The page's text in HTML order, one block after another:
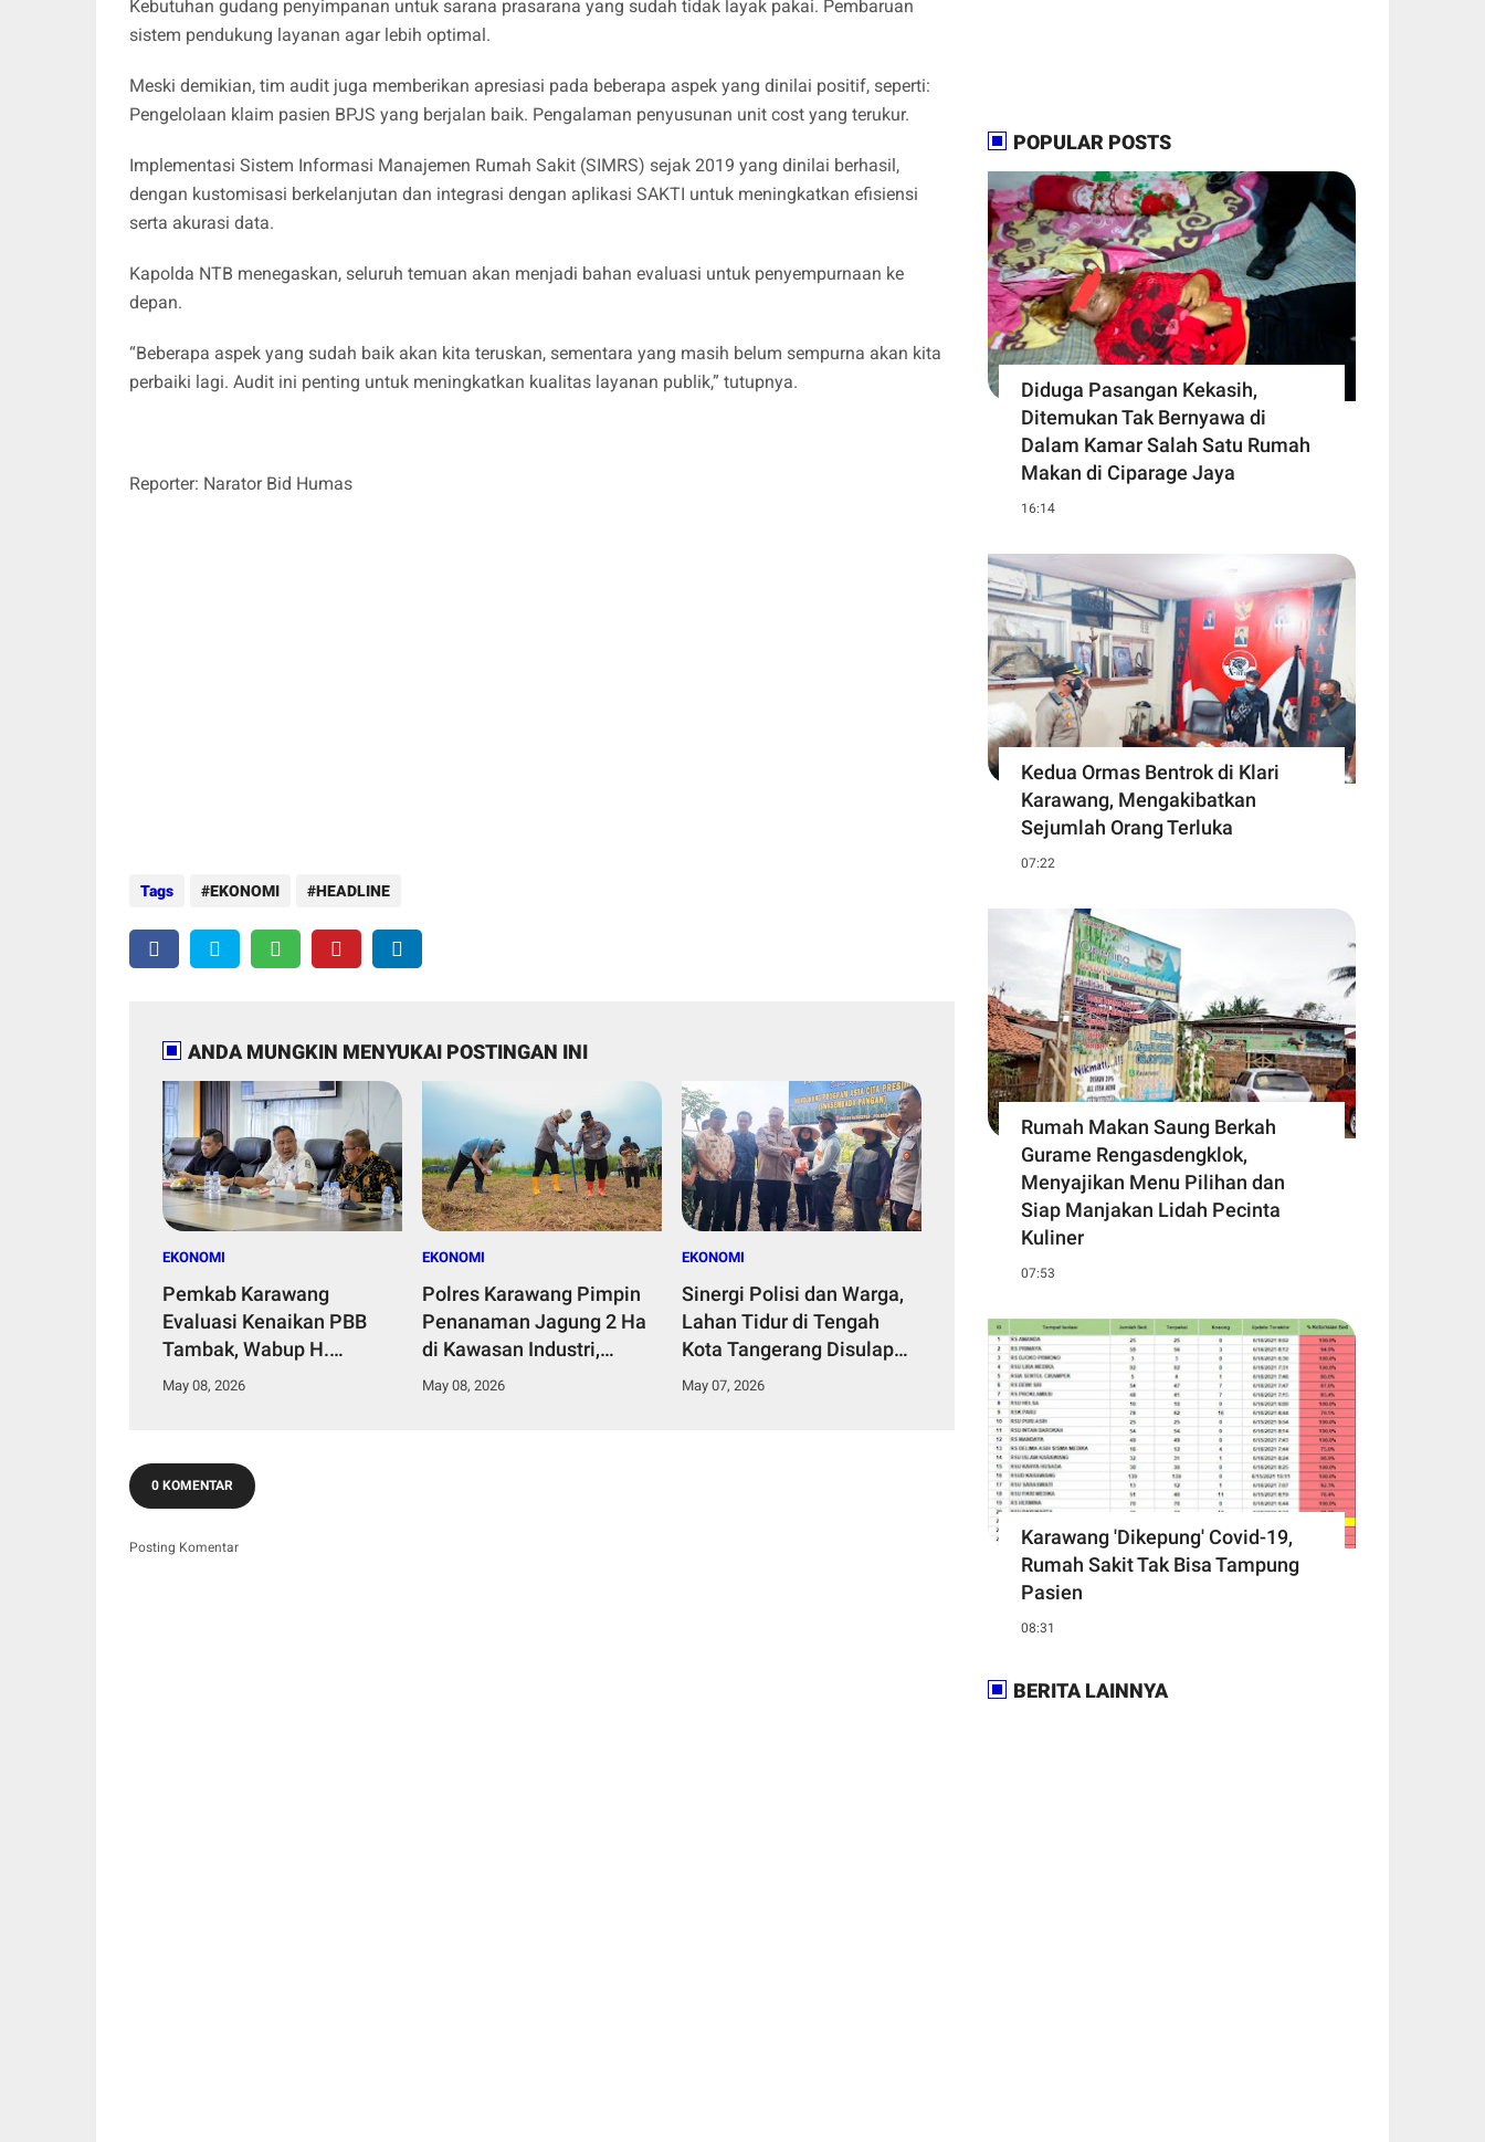
Kebutuhan gudang penyimpanan untuk sarana prasarana yang sudah tidak layak pakai. Pembaruan
sistem pendukung layanan agar lebih optimal.
Meski demikian, tim audit juga memberikan apresiasi pada beberapa aspek yang dinilai positif, seperti:
Pengelolaan klaim pasien BPJS yang berjalan baik. Pengalaman penyusunan unit cost yang terukur.
Implementasi Sistem Informasi Manajemen Rumah Sakit (SIMRS) sejak 2019 yang dinilai berhasil,
dengan kustomisasi berkelanjutan dan integrasi dengan aplikasi SAKTI untuk meningkatkan efisiensi
serta akurasi data.
Kapolda NTB menegaskan, seluruh temuan akan menjadi bahan evaluasi untuk penyempurnaan ke
depan.
“Beberapa aspek yang sudah baik akan kita teruskan, sementara yang masih belum sempurna akan kita
perbaiki lagi. Audit ini penting untuk meningkatkan kualitas layanan publik,” tutupnya.
Reporter: Narator Bid Humas
Tags EKONOMI HEADLINE
ANDA MUNGKIN MENYUKAI POSTINGAN INI
EKONOMI
Pemkab Karawang
Evaluasi Kenaikan PBB
Tambak, Wabup H.
Maslani: "Pajak Harus
May 08, 2026
EKONOMI
Polres Karawang Pimpin
Penanaman Jagung 2 Ha
di Kawasan Industri,
Dukung Swasembada
May 08, 2026
EKONOMI
Sinergi Polisi dan Warga,
Lahan Tidur di Tengah
Kota Tangerang Disulap
Jadi Kebun Jagung
May 07, 2026
0 KOMENTAR
Posting Komentar
POPULAR POSTS
Diduga Pasangan Kekasih,
Ditemukan Tak Bernyawa di
Dalam Kamar Salah Satu Rumah
Makan di Ciparage Jaya
16:14
Kedua Ormas Bentrok di Klari
Karawang, Mengakibatkan
Sejumlah Orang Terluka
07:22
Rumah Makan Saung Berkah
Gurame Rengasdengklok,
Menyajikan Menu Pilihan dan
Siap Manjakan Lidah Pecinta
Kuliner
07:53
Karawang 'Dikepung' Covid-19,
Rumah Sakit Tak Bisa Tampung
Pasien
08:31
BERITA LAINNYA